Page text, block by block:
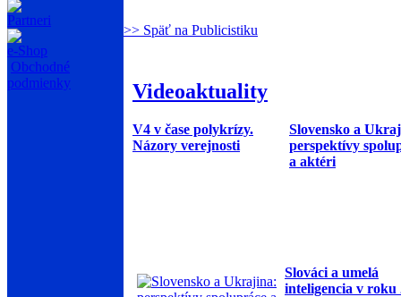
Partneri
e-Shop
Obchodné
podmienky
>> Späť na Publicistiku
Videoaktuality
V4 v čase polykrízy.
Názory verejnosti
Slovensko a
perspektívy
a aktéri
Slováci a umelá
inteligencia v roku